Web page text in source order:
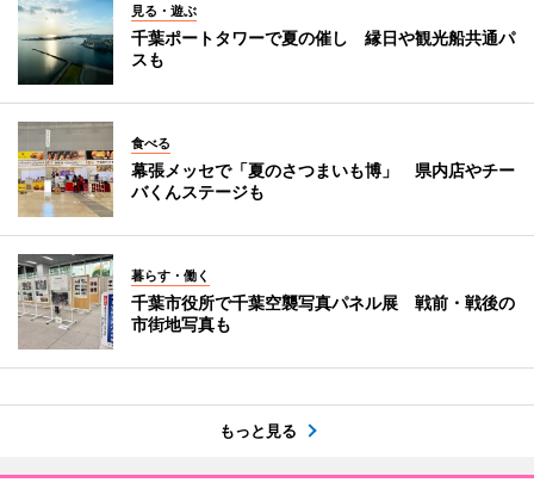
見る・遊ぶ
千葉ポートタワーで夏の催し 縁日や観光船共通パ
スも
食べる
幕張メッセで「夏のさつまいも博」 県内店やチー
バくんステージも
暮らす・働く
千葉市役所で千葉空襲写真パネル展 戦前・戦後の
市街地写真も
もっと見る